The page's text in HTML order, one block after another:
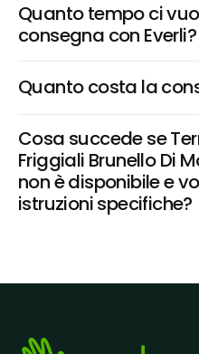
Quanto tempo ci
consegna con Everli?
Quanto costa la
Cosa succede se
Friggiali Brunello Di
non è disponibile e
istruzioni specifiche?